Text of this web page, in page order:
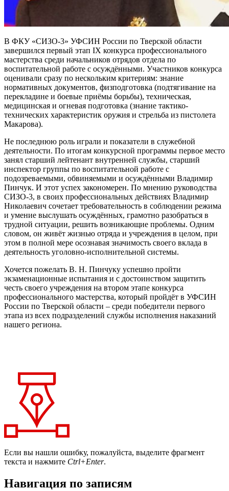
В ФКУ «СИЗО-3» УФСИН России по Тверской области
завершился первый этап IX конкурса профессионального
мастерства среди начальников отрядов отдела по
воспитательной работе с осуждёнными. Участников конкурса
оценивали сразу по нескольким критериям: знание
нормативных документов, физподготовка (подтягивание на
перекладине и боевые приёмы борьбы), техническая,
медицинская и огневая подготовка (знание тактико-
технических характеристик оружия и стрельба из пистолета
Макарова).
Не последнюю роль играли и показатели в служебной
деятельности. По итогам конкурсной программы первое место
занял старший лейтенант внутренней службы, старший
инспектор группы по воспитательной работе с
подозреваемыми, обвиняемыми и осуждёнными Владимир
Пинчук. И этот успех закономерен. По мнению руководства
СИЗО-3, в своих профессиональных действиях Владимир
Николаевич сочетает требовательность в соблюдении режима
и умение выслушать осуждённых, грамотно разобраться в
трудной ситуации, решить возникающие проблемы. Одним
словом, он живёт жизнью отряда и учреждения в целом, при
этом в полной мере осознавая значимость своего вклада в
деятельность уголовно-исполнительной системы.
Хочется пожелать В. Н. Пинчуку успешно пройти
экзаменационные испытания и с достоинством защитить
честь своего учреждения на втором этапе конкурса
профессионального мастерства, который пройдёт в УФСИН
России по Тверской области – среди победители первого
этапа из всех подразделений службы исполнения наказаний
нашего региона.
Если вы нашли ошибку, пожалуйста, выделите фрагмент
текста и нажмите Ctrl+Enter.
Навигация по записям